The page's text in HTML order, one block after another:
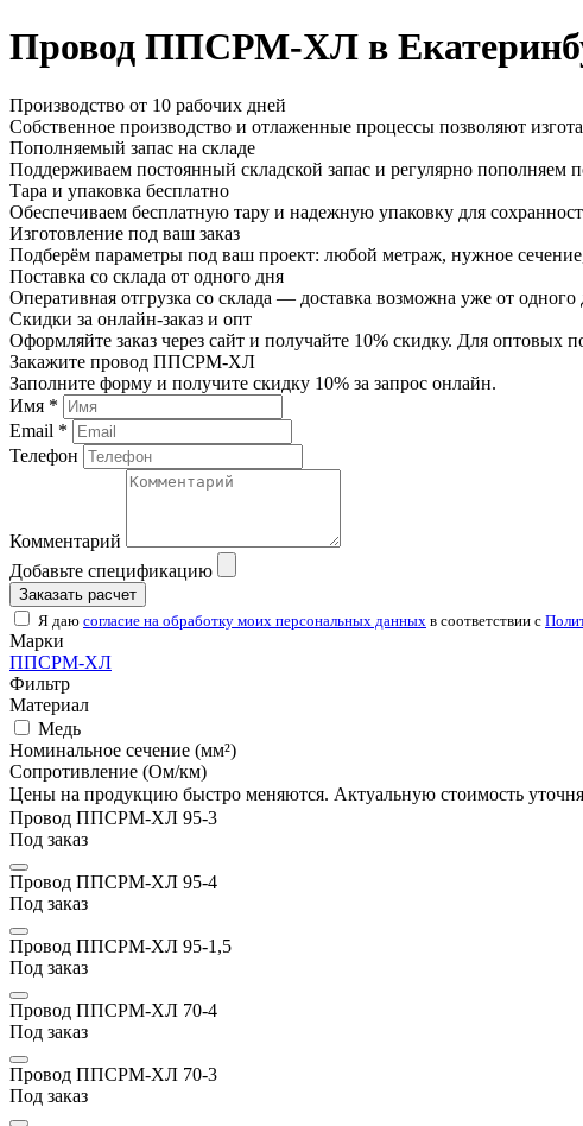
Провод ППСРМ-ХЛ в
Производство от 10 рабочих дней
Собственное производство и отлаженные процессы позволяют
Пополняемый запас на складе
Поддерживаем постоянный складской запас и регулярно пополняем
Тара и упаковка бесплатно
Обеспечиваем бесплатную тару и надежную упаковку для
Изготовление под ваш заказ
Подберём параметры под ваш проект: любой метраж, нужное
Поставка со склада от одного дня
Оперативная отгрузка со склада — доставка возможна уже от одного
Скидки за онлайн-заказ и опт
Оформляйте заказ через сайт и получайте 10% скидку. Для
Закажите провод ППСРМ-ХЛ
Заполните форму и получите скидку 10% за запрос онлайн.
Имя *
Email *
Телефон
Комментарий
Добавьте спецификацию
Заказать расчет
Я даю согласие на обработку моих персональных данных в соответствии с
Марки
ППСРМ-ХЛ
Фильтр
Материал
Медь
Номинальное сечение (мм²)
Сопротивление (Ом/км)
Цены на продукцию быстро меняются. Актуальную стоимость
Провод ППСРМ-ХЛ 95-3
Под заказ
Провод ППСРМ-ХЛ 95-4
Под заказ
Провод ППСРМ-ХЛ 95-1,5
Под заказ
Провод ППСРМ-ХЛ 70-4
Под заказ
Провод ППСРМ-ХЛ 70-3
Под заказ